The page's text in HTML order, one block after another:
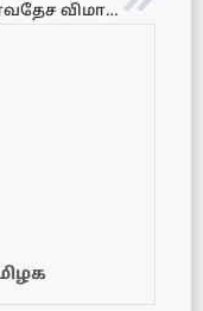
யாழ் சர்வதேச விமான நிலையத்தில் ஏற்படப்போகும் மாற்றம்